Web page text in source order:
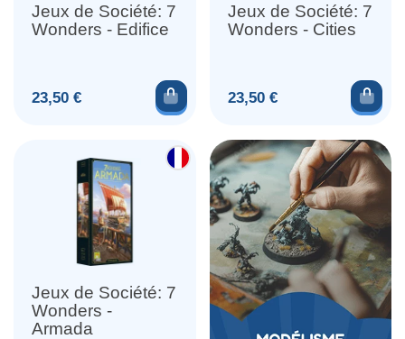
Jeux de Société: 7
Wonders - Edifice
Prix
23,50 € Ajouter au panier
Jeux de Société: 7
Wonders - Cities
Prix
23,50 €
Jeux de Société: 7
Wonders -
Armada